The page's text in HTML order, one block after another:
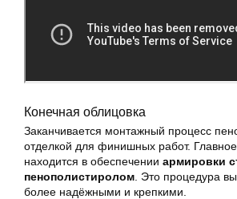
Конечная облицовка
Заканчивается монтажный процесс
отделкой для финишных работ.
находится в обеспечении армировки
пенополистиролом . Это процедура
более надёжными и крепкими.